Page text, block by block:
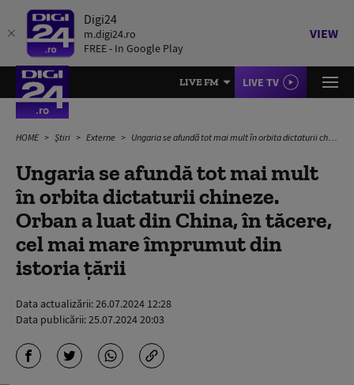
Digi24
m.digi24.ro
FREE - In Google Play
VIEW
LIVE FM LIVE TV
HOME Știri Externe Ungaria se afundă tot mai mult în orbita dictaturii chineze. Orban a luat din China, în tăcere, cel mai mare împrumut din istoria țării
Ungaria se afundă tot mai mult
în orbita dictaturii chineze.
Orban a luat din China, în tăcere,
cel mai mare împrumut din
istoria țării
Data actualizării:26.07.2024 12:28
Data publicării:25.07.2024 20:03